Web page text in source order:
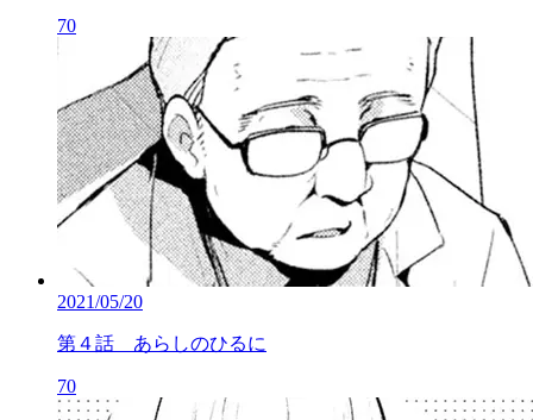
70
2021/05/20
第４話 あらしのひるに
70